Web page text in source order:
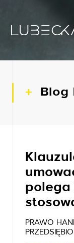
Blog
polega
PRAWO